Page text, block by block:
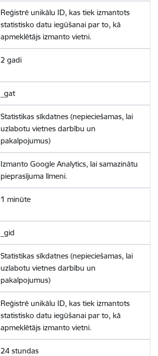
Reģistrē unikālu ID, kas tiek izmantots
statistisko datu iegūšanai par to, kā
apmeklētājs izmanto vietni.
2 gadi
_gat
Statistikas sīkdatnes (nepieciešamas, lai
uzlabotu vietnes darbību un
pakalpojumus)
Izmanto Google Analytics, lai samazinātu
pieprasījuma līmeni.
1 minūte
_gid
Statistikas sīkdatnes (nepieciešamas, lai
uzlabotu vietnes darbību un
pakalpojumus)
Reģistrē unikālu ID, kas tiek izmantots
statistisko datu iegūšanai par to, kā
apmeklētājs izmanto vietni.
24 stundas